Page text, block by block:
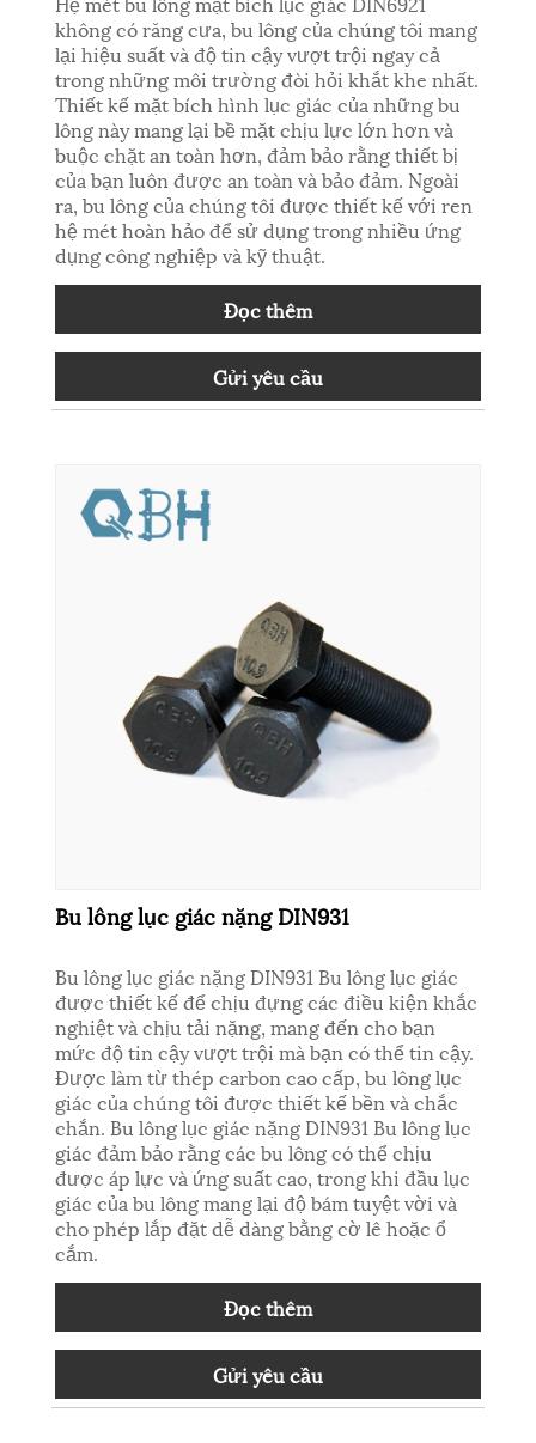
không có răng cưa, bu lông của chúng tôi mang
lại hiệu suất và độ tin cậy vượt trội ngay cả
trong những môi trường đòi hỏi khắt khe nhất.
Thiết kế mặt bích hình lục giác của những bu
lông này mang lại bề mặt chịu lực lớn hơn và
buộc chặt an toàn hơn, đảm bảo rằng thiết bị
của bạn luôn được an toàn và bảo đảm. Ngoài
ra, bu lông của chúng tôi được thiết kế với ren
hệ mét hoàn hảo để sử dụng trong nhiều ứng
dụng công nghiệp và kỹ thuật.
Đọc thêm
Gửi yêu cầu
Bu lông lục giác nặng DIN931
Bu lông lục giác nặng DIN931 Bu lông lục giác
được thiết kế để chịu đựng các điều kiện khắc
nghiệt và chịu tải nặng, mang đến cho bạn
mức độ tin cậy vượt trội mà bạn có thể tin cậy.
Được làm từ thép carbon cao cấp, bu lông lục
giác của chúng tôi được thiết kế bền và chắc
chắn. Bu lông lục giác nặng DIN931 Bu lông lục
giác đảm bảo rằng các bu lông có thể chịu
được áp lực và ứng suất cao, trong khi đầu lục
giác của bu lông mang lại độ bám tuyệt vời và
cho phép lắp đặt dễ dàng bằng cờ lê hoặc ổ
cắm.
Đọc thêm
Gửi yêu cầu